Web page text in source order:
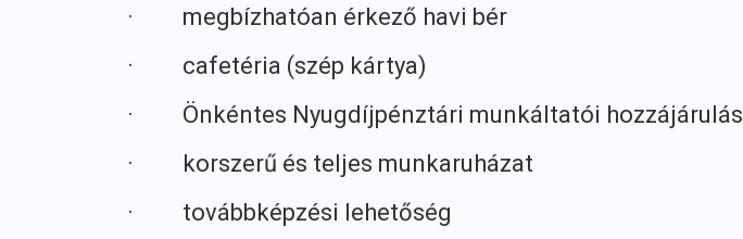
· megbízhatóan érkező havi bér
· cafetéria (szép kártya)
· Önkéntes Nyugdíjpénztári munkáltatói hozzájárulás
· korszerű és teljes munkaruházat
· továbbképzési lehetőség